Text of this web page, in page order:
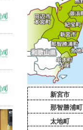
新宮市
那智勝浦町
太地町